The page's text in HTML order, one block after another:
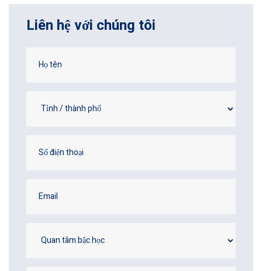
Liên hệ với chúng tôi